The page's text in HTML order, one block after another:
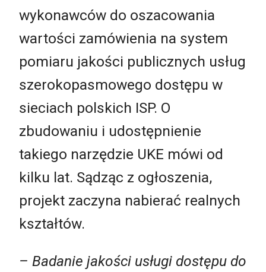
wykonawców do oszacowania
wartości zamówienia na system
pomiaru jakości publicznych usług
szerokopasmowego dostępu w
sieciach polskich ISP. O
zbudowaniu i udostępnienie
takiego narzędzie UKE mówi od
kilku lat. Sądząc z ogłoszenia,
projekt zaczyna nabierać realnych
kształtów.
– Badanie jakości usługi dostępu do